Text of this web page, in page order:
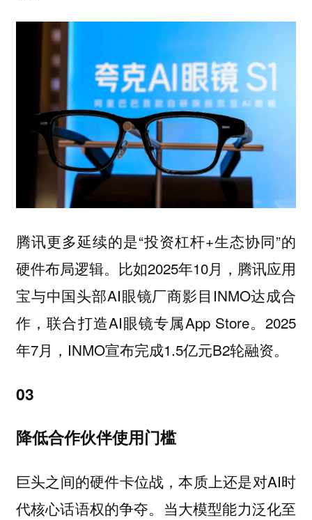
腾讯更多延续的是“投资杠杆+生态协同”的
硬件布局逻辑。比如2025年10月，腾讯应用
宝与中国头部AI眼镜厂商影目INMO达成合
作，联合打造AI眼镜专属App Store。2025
年7月，INMO宣布完成1.5亿元B2轮融资。
03
降低合作伙伴使用门槛
巨头之间的硬件卡位战，本质上还是对AI时
代核心话语权的争夺。当大模型能力泛化至